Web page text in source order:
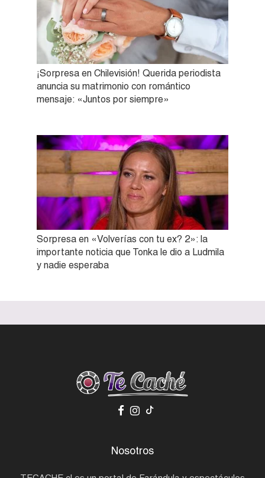
¡Sorpresa en Chilevisión! Querida periodista
anuncia su matrimonio con romántico
mensaje: «Juntos por siempre»
Sorpresa en «Volverías con tu ex? 2»: la
importante noticia que Tonka le dio a Ludmila
y nadie esperaba
Nosotros